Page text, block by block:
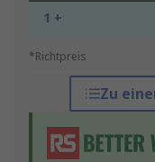
1 +
*Richtpreis
Zu